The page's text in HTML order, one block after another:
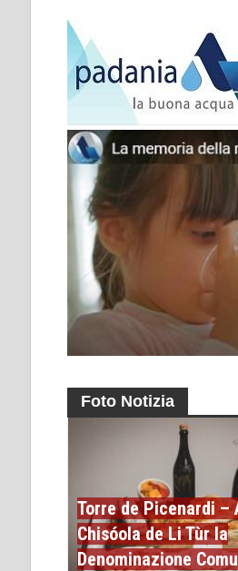
Foto Notizia
Torre de Picenardi –
Chisóola de Li Tùr la
Denominazione